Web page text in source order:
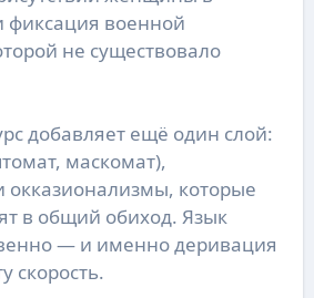
фиксация военной
не существовало
добавляет ещё один слой:
маскомат),
окказионализмы, которые
в общий обиход. Язык
— и именно деривация
скорость.